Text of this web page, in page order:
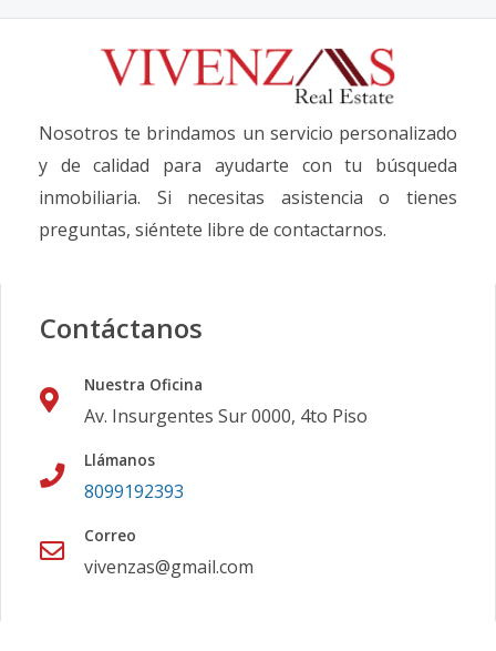
Nosotros te brindamos un servicio personalizado
y de calidad para ayudarte con tu búsqueda
inmobiliaria. Si necesitas asistencia o tienes
preguntas, siéntete libre de contactarnos.
Contáctanos
Nuestra Oficina
Av. Insurgentes Sur 0000, 4to Piso
Llámanos
8099192393
Correo
vivenzas@gmail.com